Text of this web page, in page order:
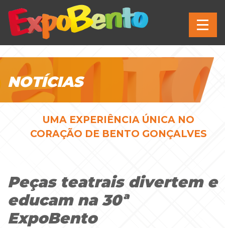
NOTÍCIAS
UMA EXPERIÊNCIA ÚNICA NO
CORAÇÃO DE BENTO GONÇALVES
Peças teatrais divertem e
educam na 30ª
ExpoBento